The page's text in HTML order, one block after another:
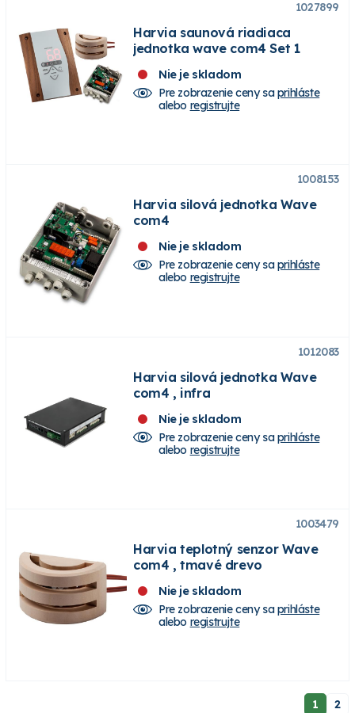
1027899
Harvia saunová riadiaca
jednotka wave com4 Set 1
Nie je skladom
Pre zobrazenie ceny saprihláste
alebo registrujte
1008153
Harvia silová jednotka Wave
com4
Nie je skladom
Pre zobrazenie ceny saprihláste
alebo registrujte
1012083
Harvia silová jednotka Wave
com4 , infra
Nie je skladom
Pre zobrazenie ceny saprihláste
alebo registrujte
1003479
Harvia teplotný senzor Wave
com4 , tmavé drevo
Nie je skladom
Pre zobrazenie ceny saprihláste
alebo registrujte
1 2